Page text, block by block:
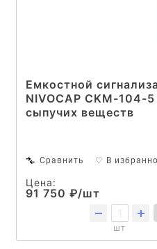
Емкостной
NIVOCAP CKM-104-
сыпучих веществ
Сравнить ♡ В
Цена:
91 750 ₽/шт
шт